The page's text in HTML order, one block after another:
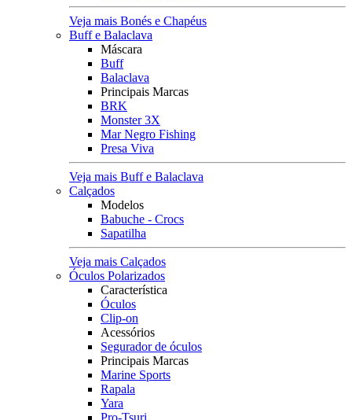
Veja mais Bonés e Chapéus
Buff e Balaclava
Máscara
Buff
Balaclava
Principais Marcas
BRK
Monster 3X
Mar Negro Fishing
Presa Viva
Veja mais Buff e Balaclava
Calçados
Modelos
Babuche - Crocs
Sapatilha
Veja mais Calçados
Óculos Polarizados
Característica
Óculos
Clip-on
Acessórios
Segurador de óculos
Principais Marcas
Marine Sports
Rapala
Yara
Pro-Tsuri